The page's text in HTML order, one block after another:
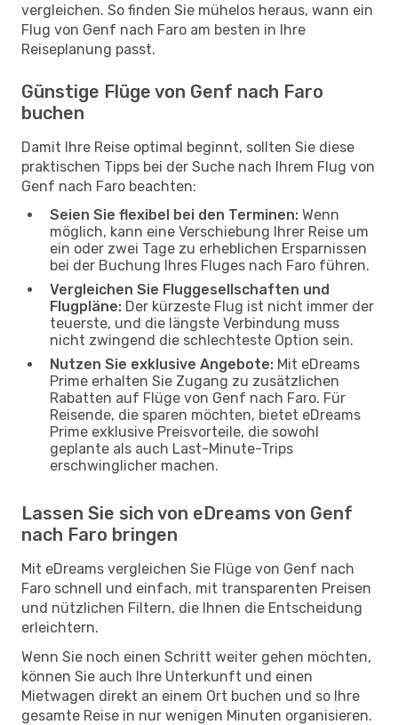
vergleichen. So finden Sie mühelos heraus, wann ein
Flug von Genf nach Faro am besten in Ihre
Reiseplanung passt.
Günstige Flüge von Genf nach Faro
buchen
Damit Ihre Reise optimal beginnt, sollten Sie diese
praktischen Tipps bei der Suche nach Ihrem Flug von
Genf nach Faro beachten:
Seien Sie flexibel bei den Terminen: Wenn
möglich, kann eine Verschiebung Ihrer Reise um
ein oder zwei Tage zu erheblichen Ersparnissen
bei der Buchung Ihres Fluges nach Faro führen.
Vergleichen Sie Fluggesellschaften und
Flugpläne: Der kürzeste Flug ist nicht immer der
teuerste, und die längste Verbindung muss
nicht zwingend die schlechteste Option sein.
Nutzen Sie exklusive Angebote: Mit eDreams
Prime erhalten Sie Zugang zu zusätzlichen
Rabatten auf Flüge von Genf nach Faro. Für
Reisende, die sparen möchten, bietet eDreams
Prime exklusive Preisvorteile, die sowohl
geplante als auch Last-Minute-Trips
erschwinglicher machen.
Lassen Sie sich von eDreams von Genf
nach Faro bringen
Mit eDreams vergleichen Sie Flüge von Genf nach
Faro schnell und einfach, mit transparenten Preisen
und nützlichen Filtern, die Ihnen die Entscheidung
erleichtern.
Wenn Sie noch einen Schritt weiter gehen möchten,
können Sie auch Ihre Unterkunft und einen
Mietwagen direkt an einem Ort buchen und so Ihre
gesamte Reise in nur wenigen Minuten organisieren.